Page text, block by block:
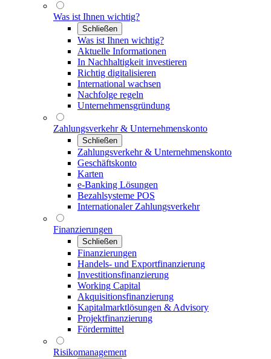
Was ist Ihnen wichtig?
Schließen
Was ist Ihnen wichtig?
Aktuelle Informationen
In Nachhaltigkeit investieren
Richtig digitalisieren
International wachsen
Nachfolge regeln
Unternehmensgründung
Zahlungsverkehr & Unternehmenskonto
Schließen
Zahlungsverkehr & Unternehmenskonto
Geschäftskonto
Karten
e-Banking Lösungen
Bezahlsysteme POS
Internationaler Zahlungsverkehr
Finanzierungen
Schließen
Finanzierungen
Handels- und Exportfinanzierung
Investitionsfinanzierung
Working Capital
Akquisitionsfinanzierung
Kapitalmarktlösungen & Advisory
Projektfinanzierung
Fördermittel
Risikomanagement